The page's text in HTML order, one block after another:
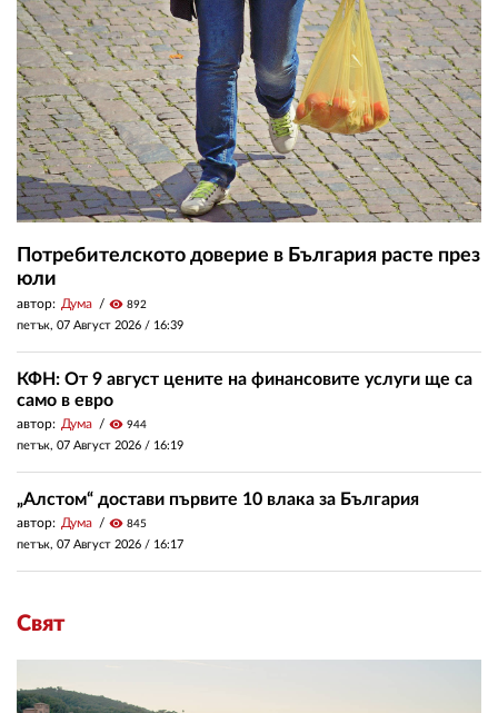
Потребителското доверие в България расте през
юли
автор: Дума visibility 892
петък, 07 Август 2026 / 16:39
КФН: От 9 август цените на финансовите услуги ще са
само в евро
автор: Дума visibility 944
петък, 07 Август 2026 / 16:19
„Алстом“ достави първите 10 влака за България
автор: Дума visibility 845
петък, 07 Август 2026 / 16:17
Свят